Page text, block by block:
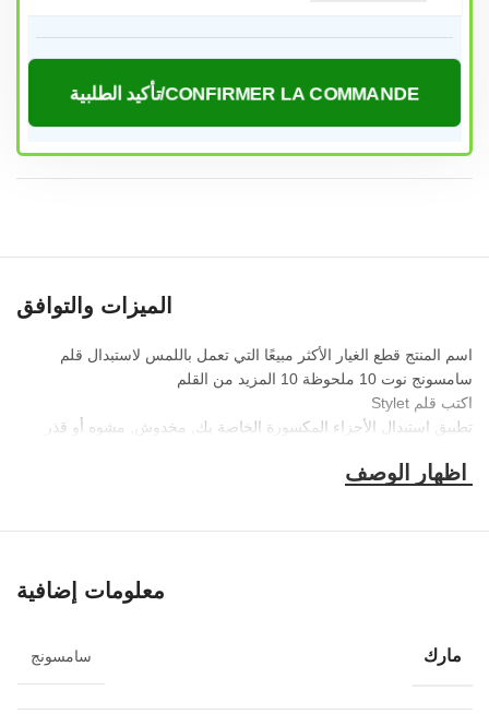
CONFIRMER LA COMMANDE/تأكيد الطلبية
الميزات والتوافق
اسم المنتج قطع الغيار الأكثر مبيعًا التي تعمل باللمس لاستبدال قلم
سامسونج نوت 10 ملحوظة 10 المزيد من القلم
اكتب قلم Stylet
تطبيق استبدال الأجزاء المكسورة الخاصة بك, مخدوش, مشوه أو قذر
مراقبة الجودة 100% اختبار واحدا تلو الآخر
معلومات إضافية
مارك سامسونج